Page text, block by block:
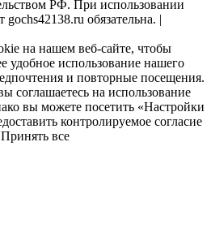
РФ. При использовании
обязательна. |
на нашем веб-сайте, чтобы
удобное использование нашего
и повторные посещения.
соглашаетесь на использование
вы можете посетить «Настройки
контролируемое согласие
Принять все